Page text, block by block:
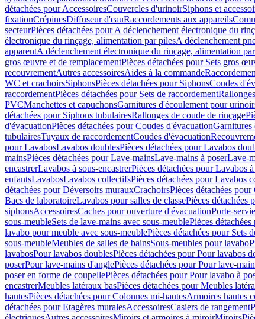
détachées pour AccessoiresCouvercles d'urinoirSiphons et
fixationCrépinesDiffuseur d'eauRaccordements aux appareils
secteurPièces détachées pour A déclenchement électronique du
électronique du rinçage, alimentation par pilesA déclenchement
apparentA déclenchement électronique du rinçage, alimentation
gros œuvre et de remplacementPièces détachées pour Sets gros
recouvrementAutres accessoiresAides à la commande
WC et crachoirsSiphonsPièces détachées pour SiphonsCoudes
raccordementPièces détachées pour Sets de raccordement
PVCManchettes et capuchonsGarnitures d'écoulement pour
détachées pour Siphons tubulairesRallonges de coude de rinçage
d'évacuationPièces détachées pour Coudes d'évacuationGarnitures
tubulairesTuyaux de raccordementCoudes d'évacuation
pour LavabosLavabos doublesPièces détachées pour Lavabos
mainsPièces détachées pour Lave-mainsLave-mains à poserLave-
encastrerLavabos à sous-encastrerPièces détachées pour Lavabos
enfantsLavabosLavabos collectifsPièces détachées pour Lavabos
détachées pour Déversoirs murauxCrachoirsPièces détachées
Bacs de laboratoireLavabos pour salles de classePièces détachées
siphonsAccessoiresCaches pour ouverture d'évacuationPorte-
sous-meubleSets de lave-mains avec sous-meublePièces
lavabo pour meuble avec sous-meublePièces détachées pour Sets
sous-meubleMeubles de salles de bainsSous-meubles pour lavabo
lavabosPour lavabos doublesPièces détachées pour Pour lavabos
poserPour lave-mains d'anglePièces détachées pour Pour lave-
poser en forme de coupellePièces détachées pour Pour lavabo à
encastrerMeubles latéraux basPièces détachées pour Meubles
hautesPièces détachées pour Colonnes mi-hautesArmoires hautes
détachées pour Etagères muralesAccessoiresCasiers de rangement